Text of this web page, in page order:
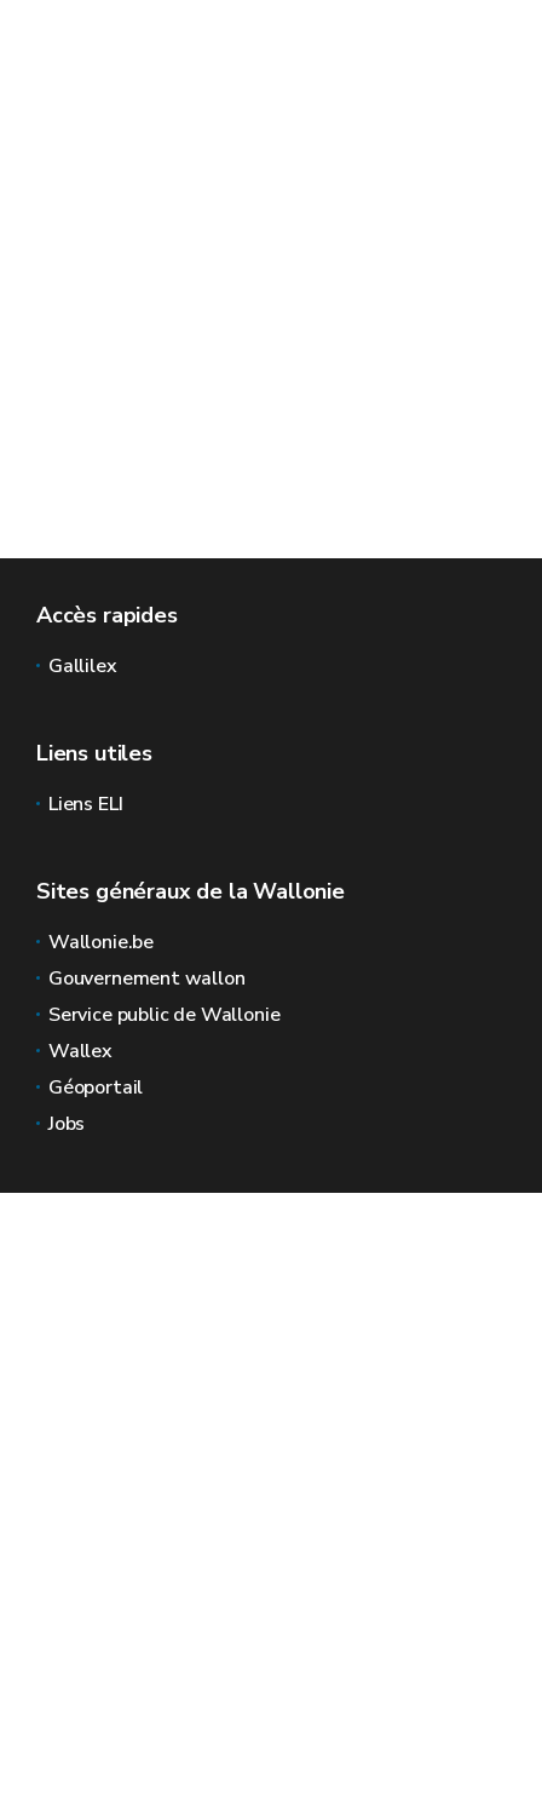
Accès rapides
Gallilex
Liens utiles
Liens ELI
Sites généraux de la Wallonie
Wallonie.be
Gouvernement wallon
Service public de Wallonie
Wallex
Géoportail
Jobs